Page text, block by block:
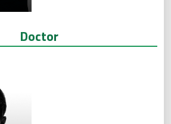
Doctor